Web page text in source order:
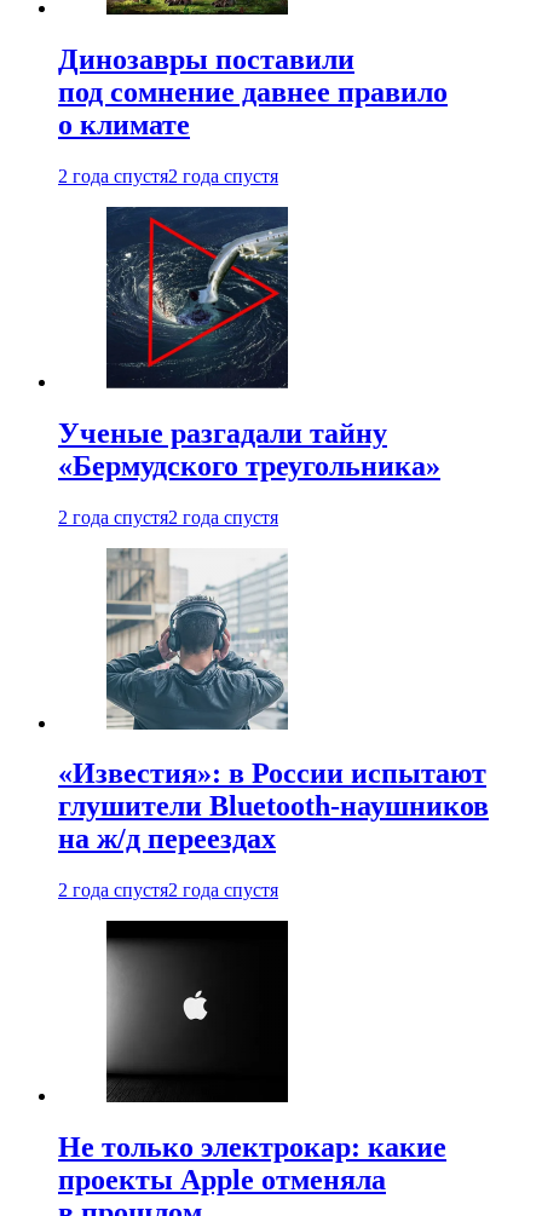
Динозавры поставили
под сомнение давнее правило
о климате
2 года спустя2 года спустя
Ученые разгадали тайну
«Бермудского треугольника»
2 года спустя2 года спустя
«Известия»: в России испытают
глушители Bluetooth-наушников
на ж/д переездах
2 года спустя2 года спустя
Не только электрокар: какие
проекты Apple отменяла